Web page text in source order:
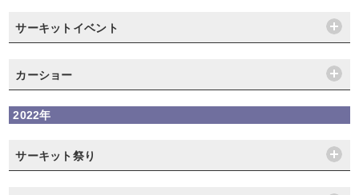
サーキットイベント
カーショー
2022年
サーキット祭り